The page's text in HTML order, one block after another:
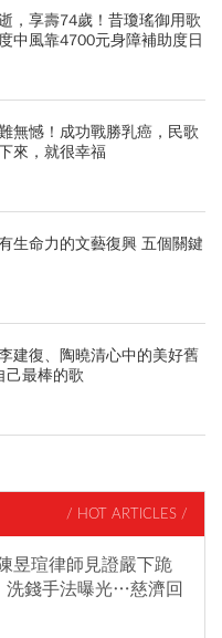
，享壽74歲！昔瓊瑤御用歌
中風靠4700元身障補助度日
無憾！成功戰勝乳癌，民歌
來，就很幸福
生命力的文藝復興 五個關鍵
建復、陶曉清心中的美好舊
己最棒的歌
/ HOT ARTICLES /
昱瑄律師見證嚴下跪
洗錢手法曝光…慈濟回